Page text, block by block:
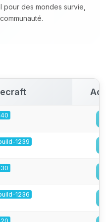
des mondes survie,
1239
1236